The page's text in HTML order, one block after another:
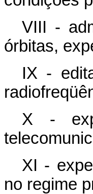
VIII -
órbitas,
IX -
X -
XI -
no regime